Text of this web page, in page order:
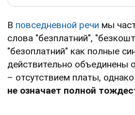
В повседневной речи мы
слова "безплатний",
"безоплатний" как полные
действительно объединены
– отсутствием платы,
не означает полной